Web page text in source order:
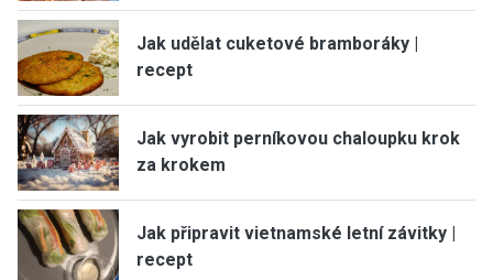
Jak udělat cuketové bramboráky |
recept
Jak vyrobit perníkovou chaloupku krok
za krokem
Jak připravit vietnamské letní závitky |
recept